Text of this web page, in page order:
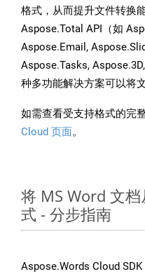
格式，从而提升文件转换
Aspose.Total API（如
Aspose.Email,
Aspose.Tasks,
种多功能解决方案可以将
如需查看受支持格式的完
Cloud 页面。
将 MS Word 文
式 - 分步指南
Aspose.Words Cloud